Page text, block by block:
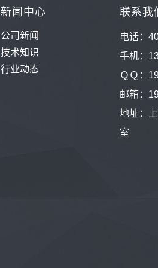
新闻中心
公司新闻
技术知识
行业动态
联系我
电话：
手机：
ＱＱ：
邮箱：
地址：
室